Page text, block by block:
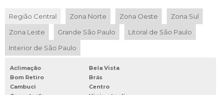
ETIQUETAS PARA INDUSTRIA
ETIQUETAS PARA INDUSTRIA ALIMENTICIA
ETIQUETAS PERSONALIZADAS AUTOADESIVAS
ETIQUETAS PERSONALIZADAS COM LOGOTIPO
ETIQUETAS PERSONALIZADAS ONDE COMPRAR
Região Central Zona Norte Zona Oeste
Zona Sul
Zona Leste
Grande São Paulo
Litoral de São Paulo
Interior de São Paulo
Aclimação
Bela Vista
Bom Retiro
Brás
Cambuci
Centro